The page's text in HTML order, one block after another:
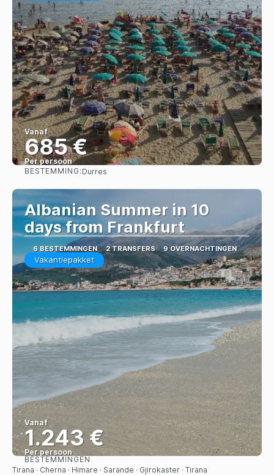
Vanaf
685 €
Per persoon
BESTEMMING: Durres
Albanian Summer in 10
days from Frankfurt
6 BESTEMMINGEN 2 TRANSFERS 9 OVERNACHTINGEN
Vakantiepakket
Vanaf
1.243 €
Per persoon
Bekijk
BESTEMMINGEN
Tirana · Cherna · Himare · Sarande · Gjirokaster · Tirana